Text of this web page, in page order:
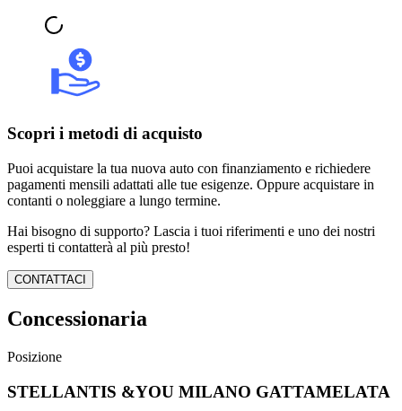
Scopri i metodi di acquisto
Puoi acquistare la tua nuova auto con finanziamento e richiedere
pagamenti mensili adattati alle tue esigenze. Oppure acquistare in
contanti o noleggiare a lungo termine.
Hai bisogno di supporto? Lascia i tuoi riferimenti e uno dei nostri
esperti ti contatterà al più presto!
CONTATTACI
Concessionaria
Posizione
STELLANTIS &YOU MILANO GATTAMELATA